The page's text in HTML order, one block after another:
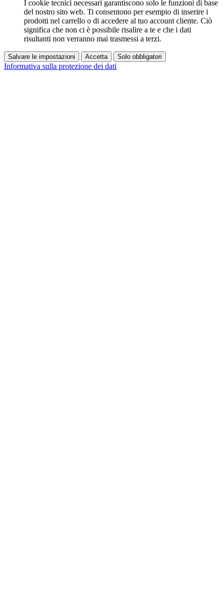
I cookie tecnici necessari garantiscono solo le funzioni di base
del nostro sito web. Ti consentono per esempio di inserire i
prodotti nel carrello o di accedere al tuo account cliente. Ciò
significa che non ci è possibile risalire a te e che i dati
risultanti non verranno mai trasmessi a terzi.
Salvare le impostazioni Accetta Solo obbligatori
Informativa sulla protezione dei dati